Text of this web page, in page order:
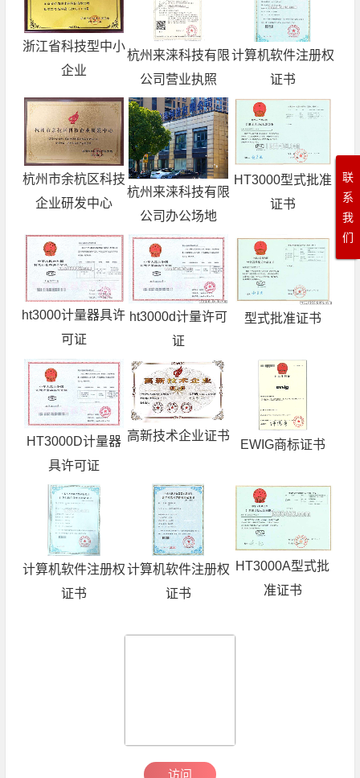
浙江省科技型中小
企业
杭州来涞科技有限
公司营业执照
计算机软件注册权
证书
杭州市余杭区科技
企业研发中心
杭州来涞科技有限
公司办公场地
HT3000型式批准
证书
ht3000计量器具许
可证
ht3000d计量许可
证
型式批准证书
HT3000D计量器
具许可证
高新技术企业证书
EWIG商标证书
计算机软件注册权
证书
计算机软件注册权
证书
HT3000A型式批
准证书
访问
联
系
我
们